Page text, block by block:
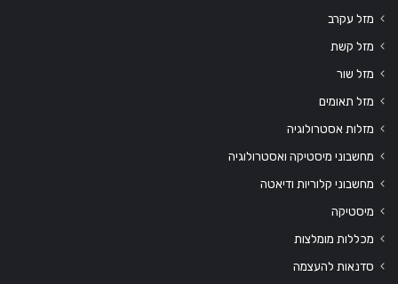
מזל עקרב
מזל קשת
מזל שור
מזל תאומים
מזלות אסטרולוגיה
מחשבוני מיסטיקה ואסטרולוגיה
מחשבוני קלוריות ודיאטה
מיסטיקה
מכללות מומלצות
סדנאות להעצמה